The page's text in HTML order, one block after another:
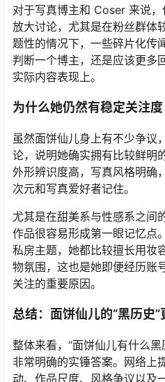
对于写真博主和 Coser 来说
放大讨论，尤其是在粉丝群体
题性的情况下，一些碎片化传
判断一个博主，还是应该更多
实际内容表现上。
为什么她仍然有稳定关注度
虽然面饼仙儿身上有不少争议
论，说明她确实拥有比较鲜明
外形辨识度高，写真风格明确
次元和写真爱好者记住。
尤其是在甜美系与性感系之间
作品很容易形成第一眼记忆点
私房主题，她都比较擅长用妆
物氛围，这也是她即便经历账
关注的重要原因。
总结：面饼仙儿的“黑历史
整体来看，“面饼仙儿有什么
非常明确的实锤答案。网络上
动、作品尺度、风格争议以及